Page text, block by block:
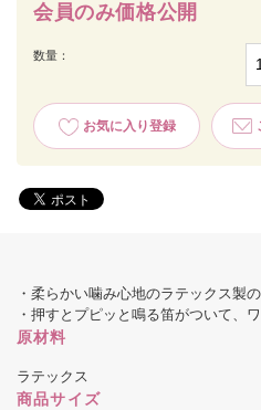
会員のみ価格公開
数量：
お気に入り登録
・柔らかい噛み心地のラテックス製
・押すとプピッと鳴る笛がついて、
原材料
ラテックス
商品サイズ